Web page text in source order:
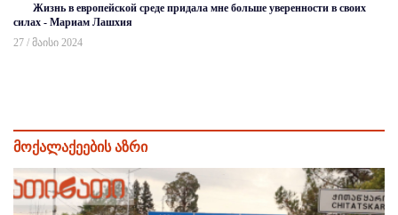
Жизнь в европейской среде придала мне больше уверенности в своих
силах - Мариам Лашхия
27 / მაისი 2024
მოქალაქეების აზრი